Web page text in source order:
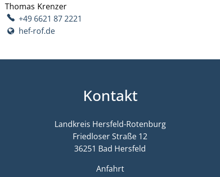
Thomas Krenzer
+49 6621 87 2221
hef-rof.de
Kontakt
Landkreis Hersfeld-Rotenburg
Friedloser Straße 12
36251 Bad Hersfeld
Anfahrt